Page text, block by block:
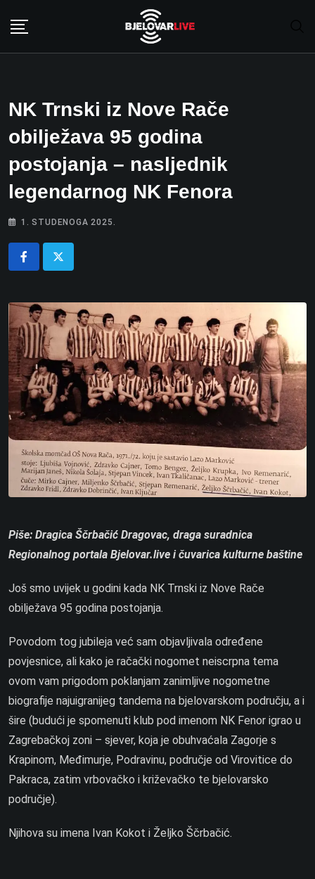
NK Trnski iz Nove Rače
obilježava 95 godina
postojanja – nasljednik
legendarnog NK Fenora
1. STUDENOGA 2025.
Piše: Dragica Ščrbačić Dragovac, draga suradnica
Regionalnog portala Bjelovar.live i čuvarica kulturne baštine
Još smo uvijek u godini kada NK Trnski iz Nove Rače
obilježava 95 godina postojanja.
Povodom tog jubileja već sam objavljivala određene
povjesnice, ali kako je račački nogomet neiscrpna tema
ovom vam prigodom poklanjam zanimljive nogometne
biografije najuigranijeg tandema na bjelovarskom području, a i
šire (budući je spomenuti klub pod imenom NK Fenor igrao u
Zagrebačkoj zoni – sjever, koja je obuhvaćala Zagorje s
Krapinom, Međimurje, Podravinu, područje od Virovitice do
Pakraca, zatim vrbovačko i križevačko te bjelovarsko
područje).
Njihova su imena Ivan Kokot i Željko Ščrbačić.